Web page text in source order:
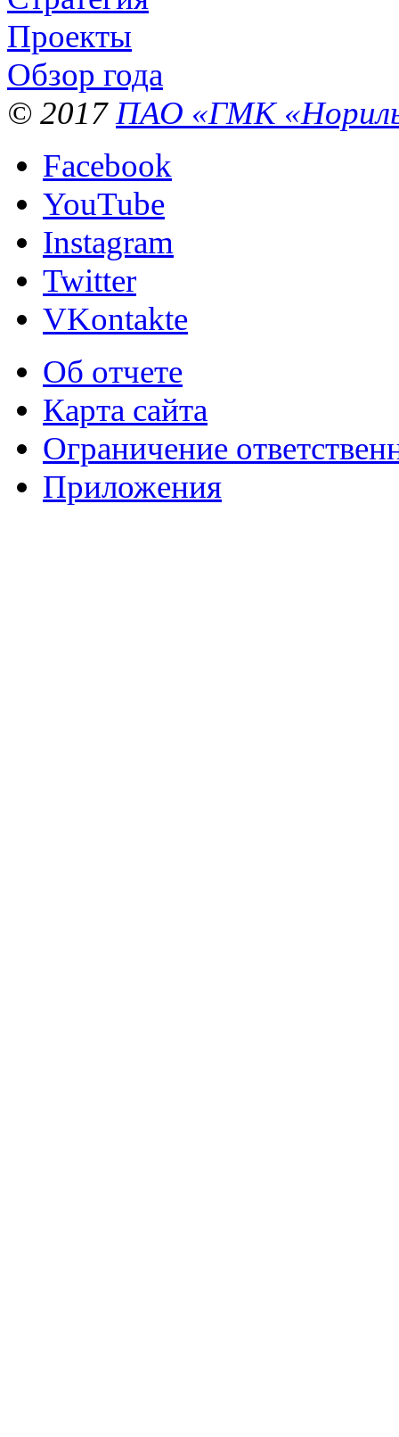
Проекты
Обзор года
© 2017 ПАО «ГМК
Facebook
YouTube
Instagram
Twitter
VKontakte
Об отчете
Карта сайта
Ограничение
Приложения